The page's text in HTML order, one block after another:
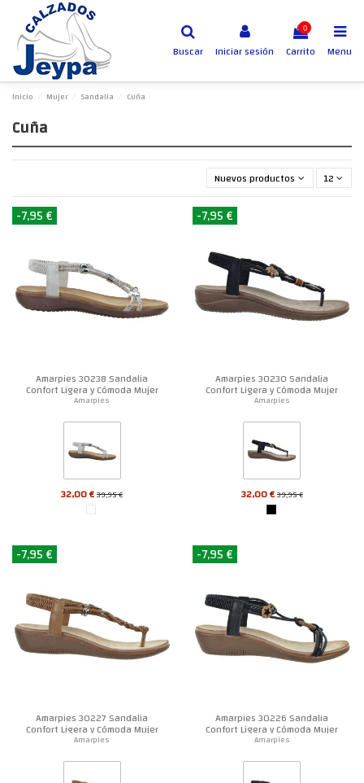
Buscar Iniciar sesión
0
Carrito Menu
Inicio Mujer Sandalia Cuña
Cuña
Nuevos productos primero12
-7,95 €
Amarpies 30238 Sandalia
Confort Ligera y Cómoda Mujer
Amarpies
32,00 €39,95 €
-7,95 €
Amarpies 30230 Sandalia
Confort Ligera y Cómoda Mujer
Amarpies
32,00 €39,95 €
-7,95 €
Amarpies 30227 Sandalia
Confort Ligera y Cómoda Mujer
Amarpies
-7,95 €
Amarpies 30226 Sandalia
Confort Ligera y Cómoda Mujer
Amarpies